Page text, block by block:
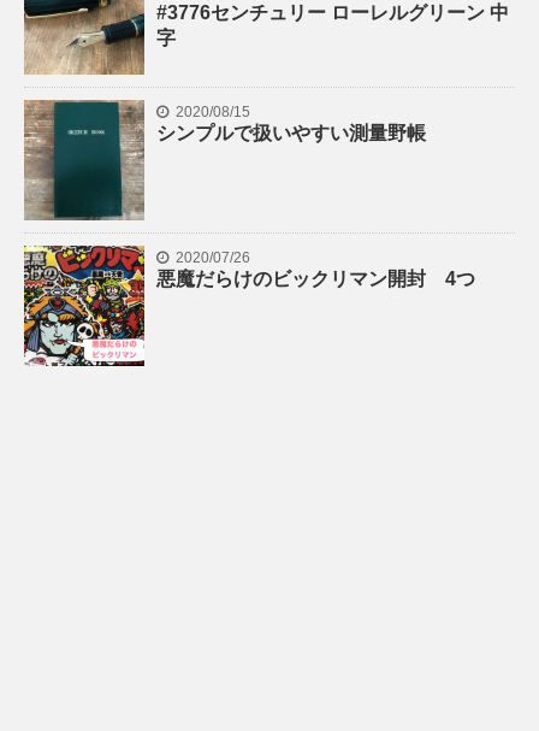
#3776センチュリー ローレルグリーン 中
字
2020/08/15
シンプルで扱いやすい測量野帳
2020/07/26
悪魔だらけのビックリマン開封 4つ